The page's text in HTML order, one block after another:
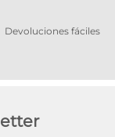
Devoluciones fáciles